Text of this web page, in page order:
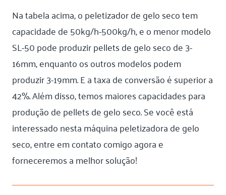
Na tabela acima, o peletizador de gelo seco tem
capacidade de 50kg/h-500kg/h, e o menor modelo
SL-50 pode produzir pellets de gelo seco de 3-
16mm, enquanto os outros modelos podem
produzir 3-19mm. E a taxa de conversão é superior a
42%. Além disso, temos maiores capacidades para
produção de pellets de gelo seco. Se você está
interessado nesta máquina peletizadora de gelo
seco, entre em contato comigo agora e
forneceremos a melhor solução!